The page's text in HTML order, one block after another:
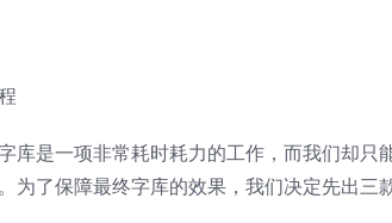
字库是一项非常耗时耗力的工作，而我们却
为了保障最终字库的效果，我们决定先出三